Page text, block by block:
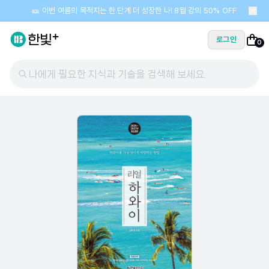
🎫 이번 여름의 목적지는 한 단계 더 성장한 나! 8월 강의 50% OFF
로그인 0
나에게 필요한 지식과 기술을 검색해 보세요.